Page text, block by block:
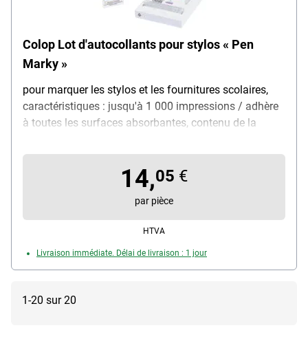
Colop Lot d'autocollants pour stylos « Pen
Marky »
pour marquer les stylos et les fournitures scolaires,
caractéristiques : jusqu'à 1 000 impressions / adhère
à toutes les surfaces absorbantes, contenu de la
comprenant des pictogrammes et des lettres / pince à
14,05 €
par pièce
HTVA
Livraison immédiate. Délai de livraison : 1 jour
1-20 sur 20